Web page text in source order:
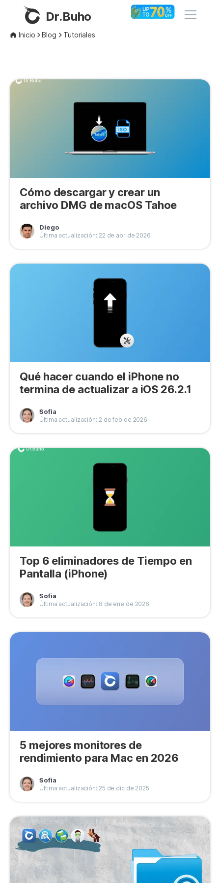
Dr.Buho
Productos
BuhoCleaner
BuhoNTFS
BuhoLaunchpad
Empresa
Sobre nosotros
Privacidad
Inicio Blog Tutoriales
Cómo descargar y crear un
archivo DMG de macOS Tahoe
Diego
Última actualización: 22 de abr de 2026
Qué hacer cuando el iPhone no
termina de actualizar a iOS 26.2.1
Sofia
Última actualización: 2 de feb de 2026
Top 6 eliminadores de Tiempo en
Pantalla (iPhone)
Sofia
Última actualización: 8 de ene de 2026
5 mejores monitores de
rendimiento para Mac en 2026
Sofia
Última actualización: 25 de dic de 2025